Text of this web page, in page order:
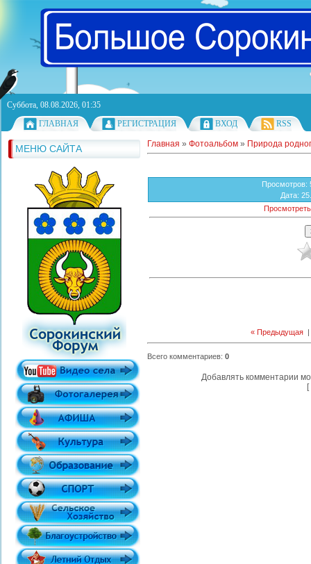
Суббота, 08.08.2026, 01:35
ГЛАВНАЯ
РЕГИСТРАЦИЯ ВХОД RSS
МЕНЮ САЙТА Главная » Фотоальбом » Природа
Просмотров:
Дата:
« Предыдущая|
Всего комментариев: 0
Добавлять комментарии
[